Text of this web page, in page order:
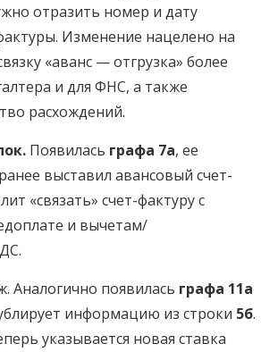
отразить номер и дату
Изменение нацелено на
«аванс — отгрузка» более
и для ФНС, а также
расхождений.
Появилась графа 7а, ее
выставил авансовый счет-
«связать» счет-фактуру с
и вычетам/
Аналогично появилась графа 11а
информацию из строки 5б.
указывается новая ставка